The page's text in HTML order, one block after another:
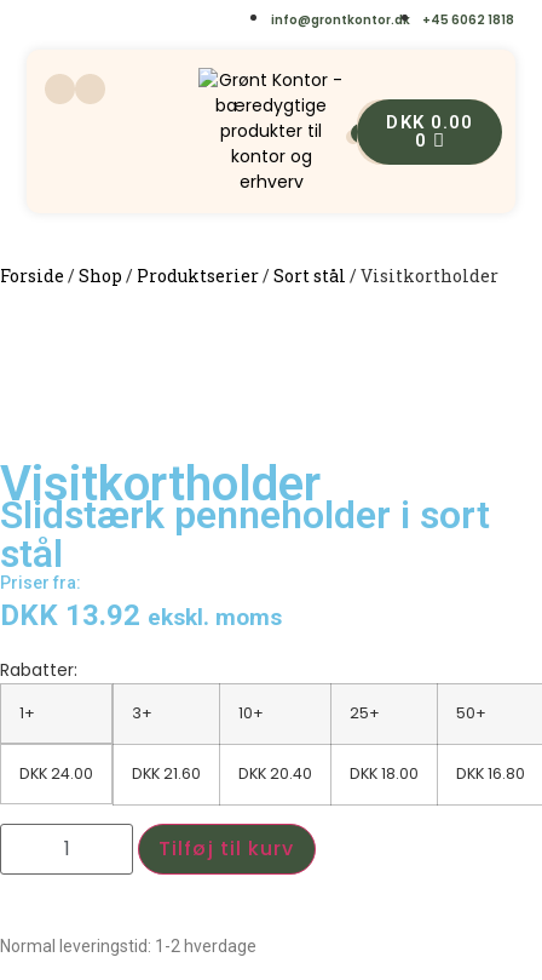
info@grontkontor.dk +45 6062 1818
0 DKK 0.00
0
Forside /Shop / Produktserier/Sort stål /Visitkortholder
Visitkortholder
Slidstærk penneholder i sort
stål
Priser fra:
DKK 13.92 ekskl. moms
Rabatter:
1+ 3+ 10+ 25+ 50+
DKK24.00 DKK21.60 DKK20.40 DKK18.00 DKK16.80
Tilføj til kurv
Normal leveringstid: 1-2 hverdage